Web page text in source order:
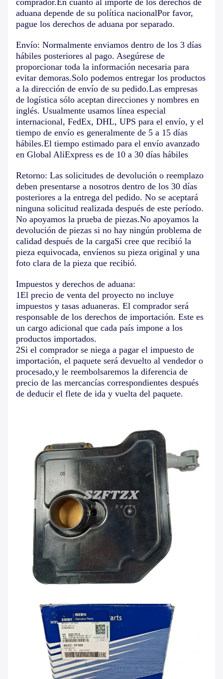
aduana depende de su política nacionalPor favor,
pague los derechos de aduana por separado.
Envío: Normalmente enviamos dentro de los 3 días
hábiles posteriores al pago. Asegúrese de
proporcionar toda la información necesaria para
evitar demoras.Solo podemos entregar los productos
a la dirección de envío de su pedido.Las empresas
de logística sólo aceptan direcciones y nombres en
inglés. Usualmente usamos línea especial
internacional, FedEx, DHL, UPS para el envío, y el
tiempo de envío es generalmente de 5 a 15 días
hábiles.El tiempo estimado para el envío avanzado
en Global AliExpress es de 10 a 30 días hábiles
Retorno: Las solicitudes de devolución o reemplazo
deben presentarse a nosotros dentro de los 30 días
posteriores a la entrega del pedido. No se aceptará
ninguna solicitud realizada después de este período.
No apoyamos la prueba de piezas.No apoyamos la
devolución de piezas si no hay ningún problema de
calidad después de la cargaSi cree que recibió la
pieza equivocada, envíenos su pieza original y una
foto clara de la pieza que recibió.
Impuestos y derechos de aduana:
1El precio de venta del proyecto no incluye
impuestos y tasas aduaneras. El comprador será
responsable de los derechos de importación. Este es
un cargo adicional que cada país impone a los
productos importados.
2Si el comprador se niega a pagar el impuesto de
importación, el paquete será devuelto al vendedor o
procesado,y le reembolsaremos la diferencia de
precio de las mercancías correspondientes después
de deducir el flete de ida y vuelta del paquete.